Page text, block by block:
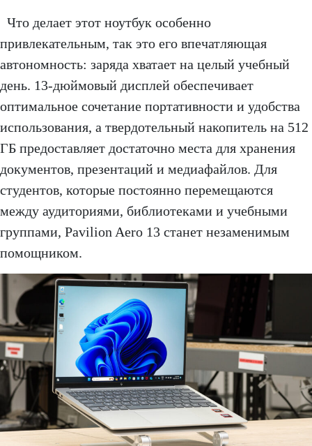
Что делает этот ноутбук особенно
привлекательным, так это его впечатляющая
автономность: заряда хватает на целый учебный
день. 13-дюймовый дисплей обеспечивает
оптимальное сочетание портативности и удобства
использования, а твердотельный накопитель на 512
ГБ предоставляет достаточно места для хранения
документов, презентаций и медиафайлов. Для
студентов, которые постоянно перемещаются
между аудиториями, библиотеками и учебными
группами, Pavilion Aero 13 станет незаменимым
помощником.